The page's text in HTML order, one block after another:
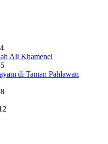
Ali Khamenei
di Taman Pahlawan